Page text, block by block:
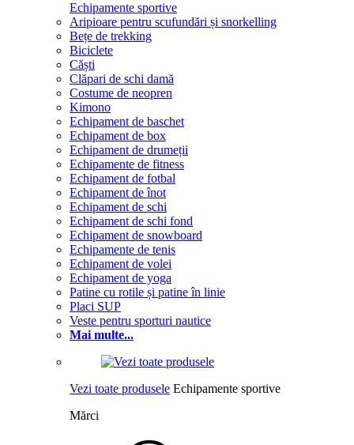
Echipamente sportive
Aripioare pentru scufundări și snorkelling
Bețe de trekking
Biciclete
Căști
Clăpari de schi damă
Costume de neopren
Kimono
Echipament de baschet
Echipament de box
Echipament de drumeții
Echipamente de fitness
Echipament de fotbal
Echipament de înot
Echipament de schi
Echipament de schi fond
Echipament de snowboard
Echipamente de tenis
Echipament de volei
Echipament de yoga
Patine cu rotile și patine în linie
Placi SUP
Veste pentru sporturi nautice
Mai multe...
Vezi toate produsele Echipamente sportive
Mărci